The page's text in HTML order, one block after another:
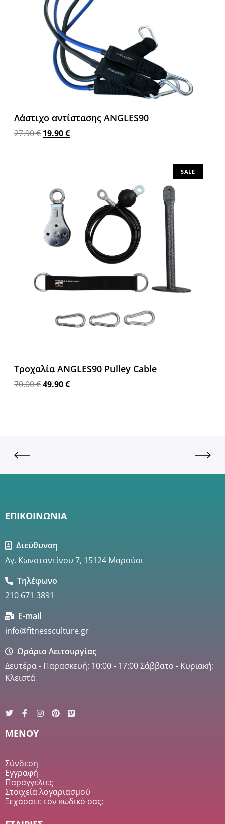
Λάστιχο αντίστασης ANGLES90
27.90€ 19.90€
SALE
Τροχαλία ANGLES90 Pulley Cable
70.00€49.90€
ΕΠΙΚΟΙΝΩΝΙΑ
Διεύθυνση
Αγ. Κωνσταντίνου 7, 15124 Μαρούσι
Τηλέφωνο
210 671 3891
E-mail
info@fitnessculture.gr
Ωράριο Λειτουργίας
Δευτέρα - Παρασκευή: 10:00 - 17:00 Σάββατο - Κυριακή:
Κλειστά
MENOY
Σύνδεση
Εγγραφή
Παραγγελίες
Στοιχεία λογαριασμού
Ξεχάσατε τον κωδικό σας;